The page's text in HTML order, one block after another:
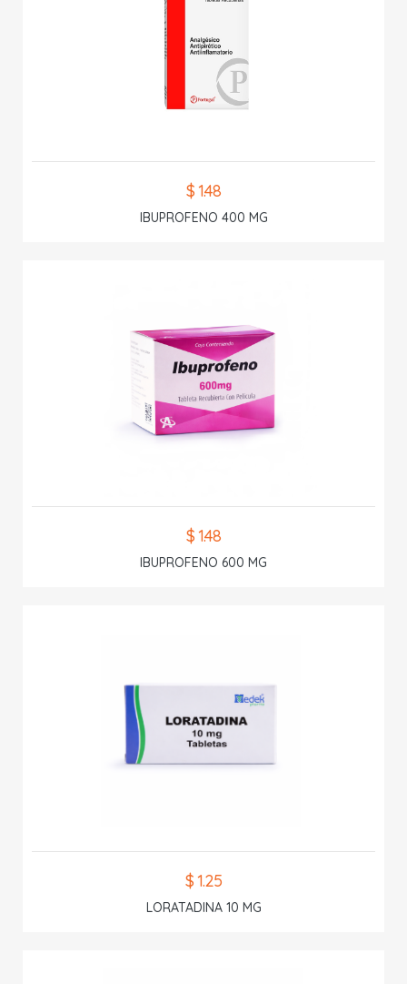
$ 1.48
IBUPROFENO 400 MG
$ 1.48
IBUPROFENO 600 MG
$ 1.25
LORATADINA 10 MG